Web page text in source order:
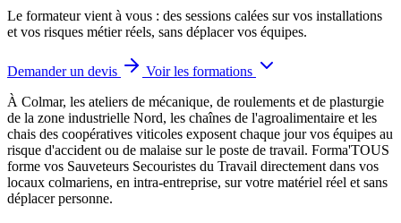
Le formateur vient à vous : des sessions calées sur vos installations
et vos risques métier réels, sans déplacer vos équipes.
Demander un devis
Voir les formations
À Colmar, les ateliers de mécanique, de roulements et de plasturgie
de la zone industrielle Nord, les chaînes de l'agroalimentaire et les
chais des coopératives viticoles exposent chaque jour vos équipes au
risque d'accident ou de malaise sur le poste de travail. Forma'TOUS
forme vos Sauveteurs Secouristes du Travail directement dans vos
locaux colmariens, en intra-entreprise, sur votre matériel réel et sans
déplacer personne.